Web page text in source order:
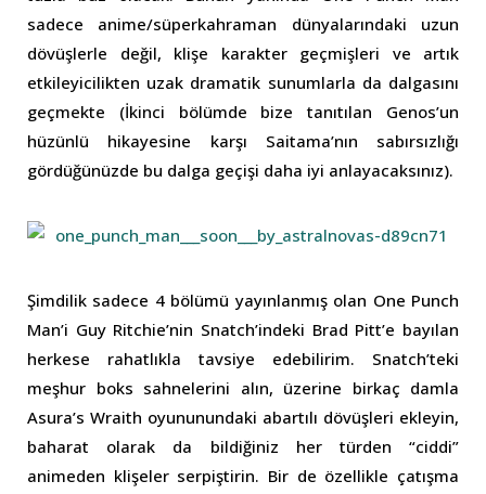
sadece anime/süperkahraman dünyalarındaki uzun
dövüşlerle değil, klişe karakter geçmişleri ve artık
etkileyicilikten uzak dramatik sunumlarla da dalgasını
geçmekte (İkinci bölümde bize tanıtılan Genos’un
hüzünlü hikayesine karşı Saitama’nın sabırsızlığı
gördüğünüzde bu dalga geçişi daha iyi anlayacaksınız).
Şimdilik sadece 4 bölümü yayınlanmış olan One Punch
Man’i Guy Ritchie’nin Snatch’indeki Brad Pitt’e bayılan
herkese rahatlıkla tavsiye edebilirim. Snatch’teki
meşhur boks sahnelerini alın, üzerine birkaç damla
Asura’s Wraith oyununundaki abartılı dövüşleri ekleyin,
baharat olarak da bildiğiniz her türden “ciddi”
animeden klişeler serpiştirin. Bir de özellikle çatışma